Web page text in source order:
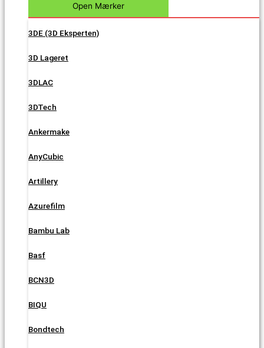
Open Mærker
3DE (3D Eksperten)
3D Lageret
3DLAC
3DTech
Ankermake
AnyCubic
Artillery
Azurefilm
Bambu Lab
Basf
BCN3D
BIQU
Bondtech